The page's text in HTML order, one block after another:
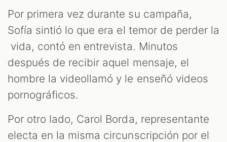
Por primera vez durante su campaña,
Sofía sintió lo que era el temor de perder la
vida, contó en entrevista. Minutos
después de recibir aquel mensaje, el
hombre la videollamó y le enseñó videos
pornográficos.
Por otro lado, Carol Borda, representante
electa en la misma circunscripción por el